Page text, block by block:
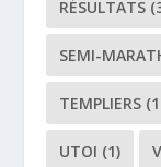
RÉSULTATS
SEMI-
TEMPLIERS
UTOI (1)